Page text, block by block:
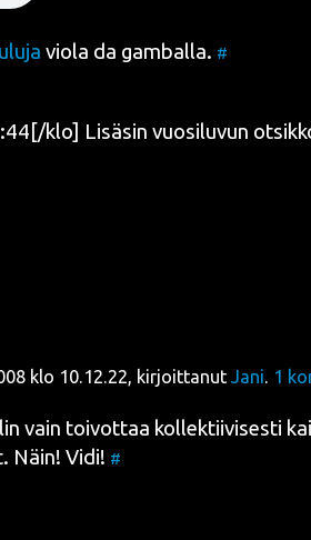
vio­la da gam­bal­la. #
klo] Lisä­sin vuo­si­lu­vun
klo 10.12.22, kirjoittanut Jani. 1
vain toi­vot­taa kol­lek­tii­vi­ses­ti
Näin! Vidi! #